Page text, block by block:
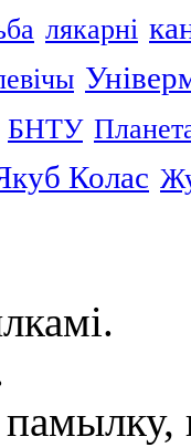
лякарні
БНТУ
Колас